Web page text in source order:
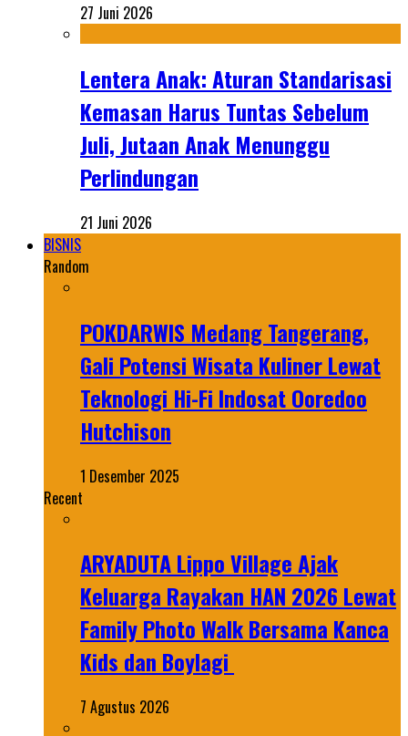
27 Juni 2026
Lentera Anak: Aturan Standarisasi
Kemasan Harus Tuntas Sebelum
Juli, Jutaan Anak Menunggu
Perlindungan
21 Juni 2026
BISNIS
Random
POKDARWIS Medang Tangerang,
Gali Potensi Wisata Kuliner Lewat
Teknologi Hi-Fi Indosat Ooredoo
Hutchison
1 Desember 2025
Recent
ARYADUTA Lippo Village Ajak
Keluarga Rayakan HAN 2026 Lewat
Family Photo Walk Bersama Kanca
Kids dan Boylagi
7 Agustus 2026